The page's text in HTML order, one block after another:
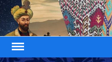
Skip
to
content